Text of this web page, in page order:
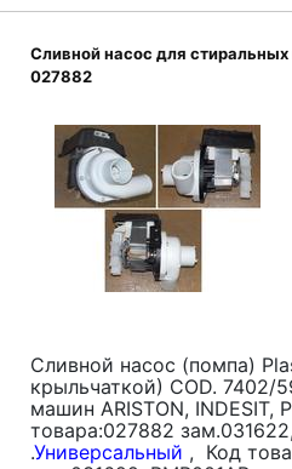
Сливной насос для
027882
Сливной насос (помпа)
крыльчаткой) COD. 7402/
машин ARISTON, INDESIT,
товара:027882 зам.031622
.Универсальный , Код